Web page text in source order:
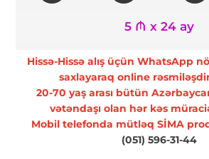
5 ₼ x 24 ay
Hissə-Hissə alış üçün WhatsApp
saxlayaraq online
20-70 yaş arası bütün
vətəndaşı olan hər kəs
Mobil telefonda mütləq SİMA
(051) 596-31-44